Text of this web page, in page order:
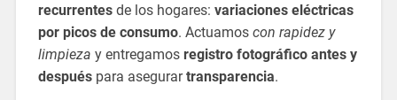
recurrentesde los hogares: variaciones eléctricas
por picos de consumo. Actuamos con rapidez y
limpieza y entregamos registro fotográfico antes y
despuéspara asegurartransparencia.